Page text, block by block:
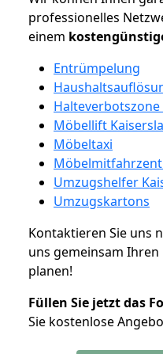
professionelles
einem
Entrümpelung
Möbellift
Möbeltaxi
Umzugshelfer
Umzugskartons
Kontaktieren Sie uns
uns gemeinsam
planen!
Füllen Sie jetzt das
Sie kostenlose